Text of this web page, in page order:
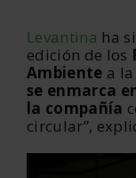
Levantina ha
edición de los
Ambiente a
se enmarca
la compañía
circular”,